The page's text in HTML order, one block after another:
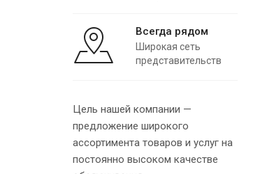
Всегда рядом
Широкая сеть
представительств
Цель нашей компании —
предложение широкого
ассортимента товаров и услуг на
постоянно высоком качестве